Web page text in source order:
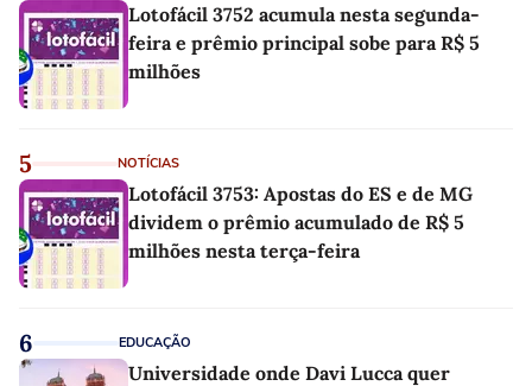
Lotofácil 3752 acumula nesta segunda-
feira e prêmio principal sobe para R$ 5
milhões
5 NOTÍCIAS
Lotofácil 3753: Apostas do ES e de MG
dividem o prêmio acumulado de R$ 5
milhões nesta terça-feira
6 EDUCAÇÃO
Universidade onde Davi Lucca quer